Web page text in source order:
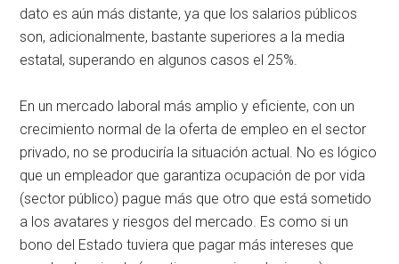
dato es aún más distante, ya que los salarios públicos
son, adicionalmente, bastante superiores a la media
estatal, superando en algunos casos el 25%.
En un mercado laboral más amplio y eficiente, con un
crecimiento normal de la oferta de empleo en el sector
privado, no se produciría la situación actual. No es lógico
que un empleador que garantiza ocupación de por vida
(sector público) pague más que otro que está sometido
a los avatares y riesgos del mercado. Es como si un
bono del Estado tuviera que pagar más intereses que